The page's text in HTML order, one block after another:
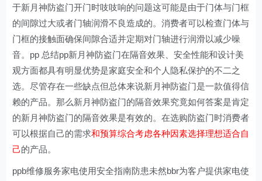
于新月神防盗门开门时吱吱响的问题这可能是由于门体与门框
的间隙过大或者门轴润滑不良造成的。消费者可以检查门体与
门框的接触面确保间隙合适并定期对门轴进行润滑以减少噪
音。pp 总结pp新月神防盗门在隔音效果、安全性能和设计美
观方面都具有明显优势是家庭安全和个人隐私保护的不二之
选。尽管存在一些缺点但总体来说新月神防盗门是一款值得信
赖的产品。那么新月神防盗门的隔音效果究竟如何答案是肯定
的新月神防盗门的隔音效果是有效的。在选购防盗门时消费者
可以根据自己的需求和预算综合考虑各种因素选择理想适合自
己的产品。
ppb维修服务家电使用安全指南防患未然bbr为客户提供家电使